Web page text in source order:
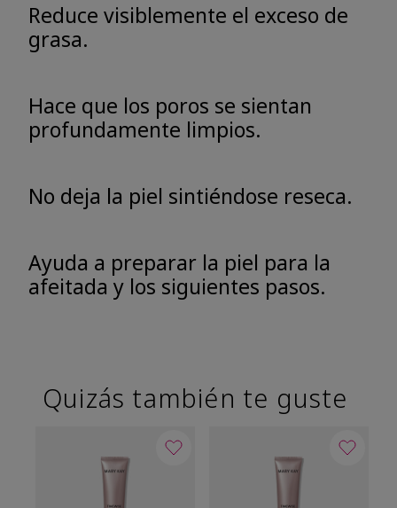
Reduce visiblemente el exceso de
grasa.
Hace que los poros se sientan
profundamente limpios.
No deja la piel sintiéndose reseca.
Ayuda a preparar la piel para la
afeitada y los siguientes pasos.
Quizás también te guste